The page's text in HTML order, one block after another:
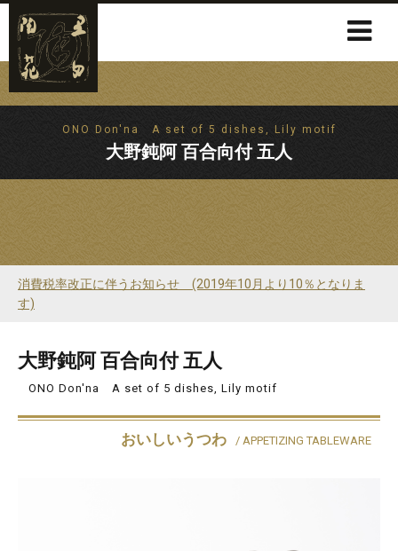
ONO Don'na A set of 5 dishes, Lily motif
大野鈍阿 百合向付 五人
消費税率改正に伴うお知らせ (2019年10月より10％となりま
す)
大野鈍阿 百合向付 五人
ONO Don'na A set of 5 dishes, Lily motif
おいしいうつわ / APPETIZING TABLEWARE